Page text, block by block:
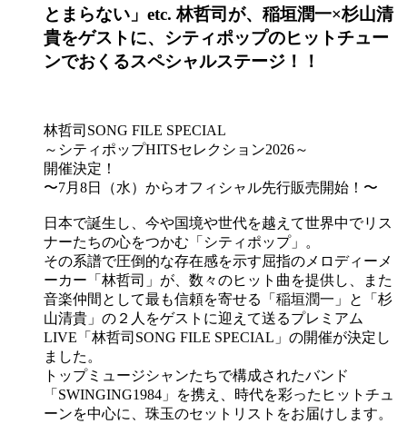
とまらない」etc. 林哲司が、稲垣潤一×杉山清
貴をゲストに、シティポップのヒットチュー
ンでおくるスペシャルステージ！！
林哲司SONG FILE SPECIAL
～シティポップHITSセレクション2026～
開催決定！
〜7月8日（水）からオフィシャル先行販売開始！〜
日本で誕生し、今や国境や世代を越えて世界中でリス
ナーたちの心をつかむ「シティポップ」。
その系譜で圧倒的な存在感を示す屈指のメロディーメ
ーカー「林哲司」が、数々のヒット曲を提供し、また
音楽仲間として最も信頼を寄せる「稲垣潤一」と「杉
山清貴」の２人をゲストに迎えて送るプレミアム
LIVE「林哲司SONG FILE SPECIAL」の開催が決定し
ました。
トップミュージシャンたちで構成されたバンド
「SWINGING1984」を携え、時代を彩ったヒットチュ
ーンを中心に、珠玉のセットリストをお届けします。